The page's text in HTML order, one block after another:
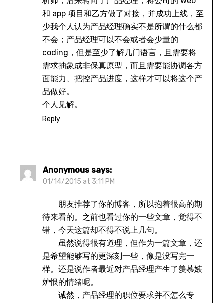
和 app 项目和乙方做了对接，并成功上线，至
少我个人认为产品经理确实不是所谓的什么都
不会；产品经理可以不会或者会少量的
coding，但是至少了解几门语言，且需要将
需求抽象成非保真原型，而且需要能协调各方
面能力、把控产品进度，这样才可以将这个产
品做好。
个人见解。
Reply
Anonymous says:
01/14/2015 at 3:11 PM
朋友推荐了你的博客，所以抱着很高的期
待来看的。之前也看过你的一些文章，觉得不
错，今天这篇却不得不说上几句。
虽然说得很有道理，但作为一篇文章，还
是希望能够写的更深刻一些，像是没写完一
样。还是说作者最近对产品经理产生了羡慕嫉
妒恨的情绪呢。
诚然，产品经理的职位要求并不怎么专